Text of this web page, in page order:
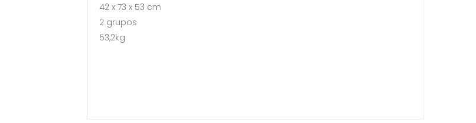
42 x 73 x 53 cm
2 grupos
53,2kg